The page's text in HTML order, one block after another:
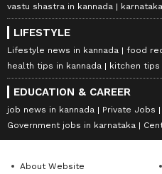
vastu shastra in kannada
LIFESTYLE
Lifestyle news in kannada
food
health tips in kannada
kitchen tips
EDUCATION & CAREER
job news in kannada Private Jobs
Government jobs in karnataka
About Website